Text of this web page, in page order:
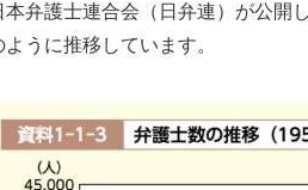
本弁護士連合会（日弁連）が公開
ように推移しています。